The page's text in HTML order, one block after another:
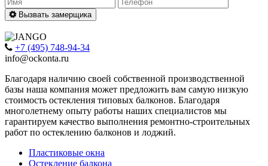
Вызвать замерщика
+7 (495) 748-94-34
info@ockonta.ru
Благодаря наличию своей собственной производственной
базы наша компания может предложить вам самую низкую
стоимость остекления типовых балконов. Благодаря
многолетнему опыту работы наших специалистов мы
гарантируем качество выполнения ремонтно-строительных
работ по остеклению балконов и лоджий.
Пластиковые окна
Остекление балкона